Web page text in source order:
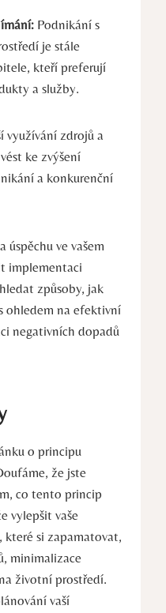
Podnikání‌ s
je stále⁢
kteří preferují
a ‌služby.
využívání ‌zdrojů a⁤
ke‌ zvýšení
a konkurenční
úspěchu ve⁣ vašem
implementaci
způsoby, ​jak
​ohledem na efektivní
negativních dopadů
o principu
že jste
co tento princip
vylepšit vaše
si zapamatovat,
minimalizace
životní prostředí.
‍vaší